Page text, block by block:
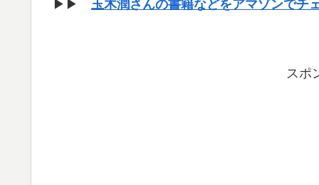
▶▶ 玉木潤さんの書籍などをアマゾンでチ
スポ